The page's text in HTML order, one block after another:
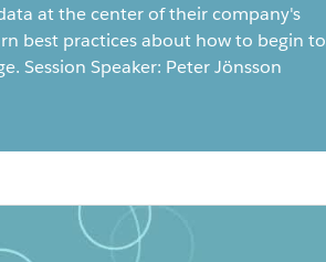
at the center of their company's
best practices about how to begin to
Session Speaker: Peter Jönsson